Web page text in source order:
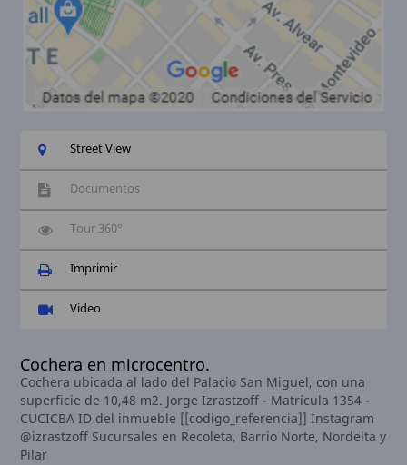
Street View
Documentos
Tour 360°
Imprimir
Video
Cochera en microcentro.
Cochera ubicada al lado del Palacio San Miguel, con una
superficie de 10,48 m2. Jorge Izrastzoff - Matrícula 1354 -
CUCICBA ID del inmueble [[codigo_referencia]] Instagram
@izrastzoff Sucursales en Recoleta, Barrio Norte, Nordelta y
Pilar